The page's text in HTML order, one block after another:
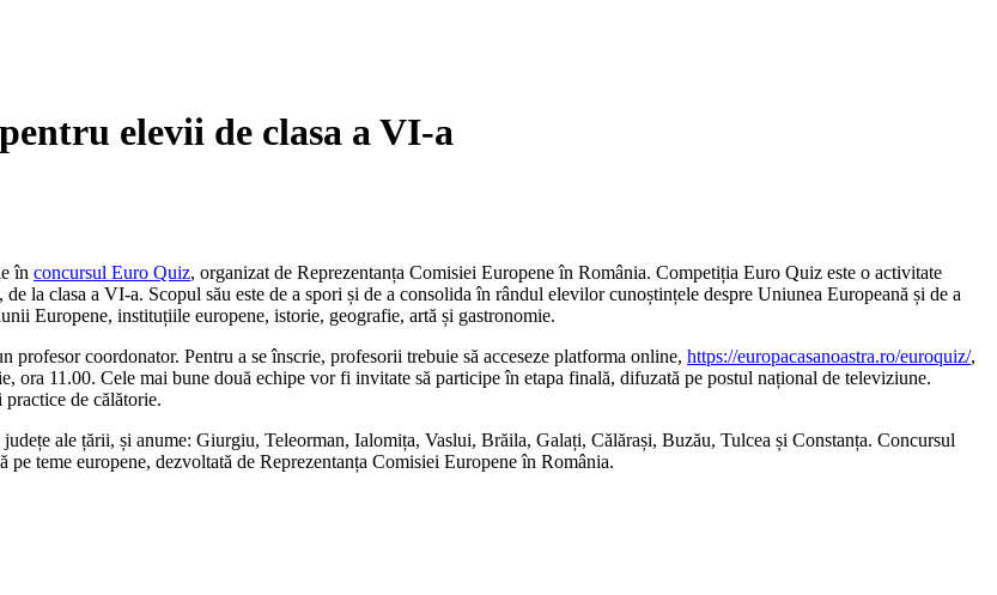
elevii de clasa a VI-a
în concursul Euro Quiz, organizat de Reprezentanța Comisiei Europene în România. Competiția Euro Quiz este o activitate
la clasa a VI-a. Scopul său este de a spori și de a consolida în rândul elevilor cunoștințele despre Uniunea Europeană și de a
Europene, instituțiile europene, istorie, geografie, artă și gastronomie.
coordonator. Pentru a se înscrie, profesorii trebuie să acceseze platforma online, https://europacasanoastra.ro/euroquiz/,
11.00. Cele mai bune două echipe vor fi invitate să participe în etapa finală, difuzată pe postul național de televiziune.
de călătorie.
ale țării, și anume: Giurgiu, Teleorman, Ialomița, Vaslui, Brăila, Galați, Călărași, Buzău, Tulcea și Constanța. Concursul
pe teme europene, dezvoltată de Reprezentanța Comisiei Europene în România.